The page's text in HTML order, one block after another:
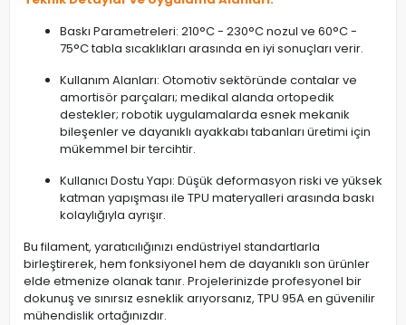
Baskı Parametreleri: 210°C - 230°C nozul ve 60°C -
75°C tabla sıcaklıkları arasında en iyi sonuçları verir.
Kullanım Alanları: Otomotiv sektöründe contalar ve
amortisör parçaları; medikal alanda ortopedik
destekler; robotik uygulamalarda esnek mekanik
bileşenler ve dayanıklı ayakkabı tabanları üretimi için
mükemmel bir tercihtir.
Kullanıcı Dostu Yapı: Düşük deformasyon riski ve yüksek
katman yapışması ile TPU materyalleri arasında baskı
kolaylığıyla ayrışır.
Bu filament, yaratıcılığınızı endüstriyel standartlarla
birleştirerek, hem fonksiyonel hem de dayanıklı son ürünler
elde etmenize olanak tanır. Projelerinizde profesyonel bir
dokunuş ve sınırsız esneklik arıyorsanız, TPU 95A en güvenilir
mühendislik ortağınızdır.